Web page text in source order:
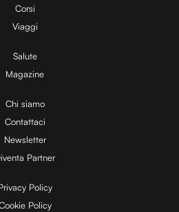
V
i
d
e
Corsi
Viaggi
Salute
Magazine
Chi siamo
Contattaci
Newsletter
Partner
Policy
Policy